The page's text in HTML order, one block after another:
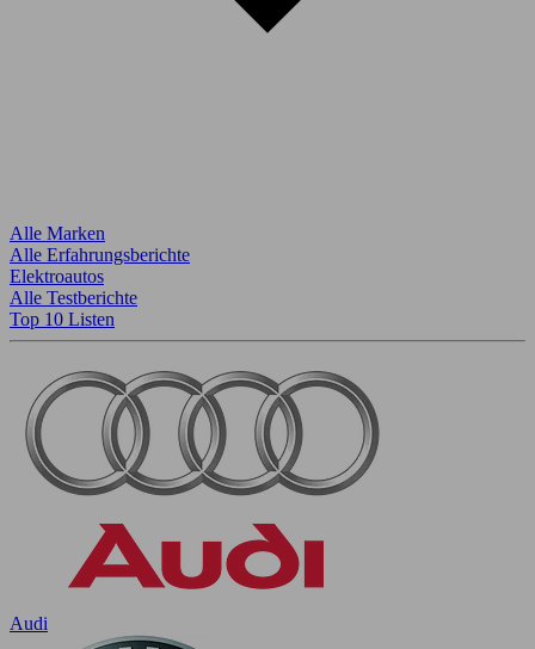
Alle Marken
Alle Erfahrungsberichte
Elektroautos
Alle Testberichte
Top 10 Listen
Audi